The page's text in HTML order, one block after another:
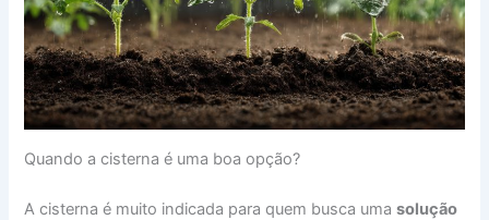
Quando a cisterna é uma boa opção?
A cisterna é muito indicada para quem busca umasolução